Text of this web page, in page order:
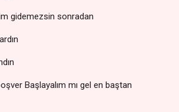
gidemezsin sonradan
Başlayalım mı gel en baştan